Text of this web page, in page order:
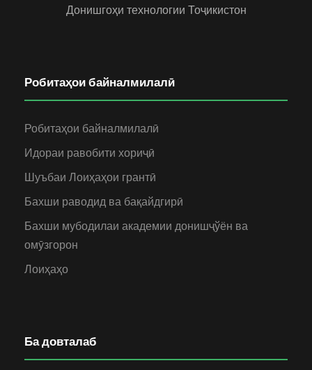
Донишгоҳи технологии Тоҷикистон
Робитаҳои байналмилалӣ
Робитаҳои байналмилалӣ
Идораи равобити хориҷӣ
Шуъбаи Лоиҳаҳои грантӣ
Бахши раводид ва бақайдгирӣ
Бахши мубодилаи академии донишҷўён ва
омӯзгорон
Лоиҳаҳо
Ба довталаб